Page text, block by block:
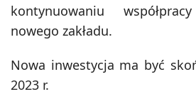
kontynuowaniu
nowego zakładu.
Nowa inwestycja ma być
2023 r.